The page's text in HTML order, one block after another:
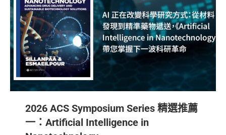
2026 ACS Symposium Series 精選推薦
一：Artificial Intelligence in